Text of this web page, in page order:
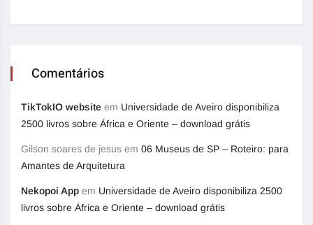
Comentários
TikTokIO website em Universidade de Aveiro disponibiliza
2500 livros sobre África e Oriente – download grátis
Gilson soares de jesus em 06 Museus de SP – Roteiro: para
Amantes de Arquitetura
Nekopoi App em Universidade de Aveiro disponibiliza 2500
livros sobre África e Oriente – download grátis